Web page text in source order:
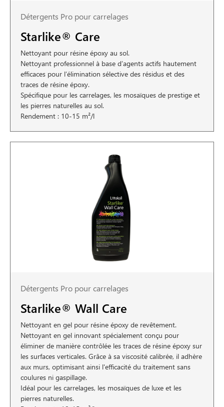
Détergents Pro pour carrelages
Starlike® Care
Nettoyant pour résine époxy au sol.
Nettoyant professionnel à base d’agents actifs hautement
efficaces pour l’élimination sélective des résidus et des
traces de résine époxy.
Spécifique pour les carrelages, les mosaïques de prestige et
les pierres naturelles au sol.
Rendement : 10-15 m²/l
Détergents Pro pour carrelages
Starlike® Wall Care
Nettoyant en gel pour résine époxy de revêtement.
Nettoyant en gel innovant spécialement conçu pour
éliminer de manière contrôlée les traces de résine époxy sur
les surfaces verticales. Grâce à sa viscosité calibrée, il adhère
aux murs, optimisant ainsi l'efficacité du traitement sans
coulures ni gaspillage.
Idéal pour les carrelages, les mosaïques de luxe et les
pierres naturelles.